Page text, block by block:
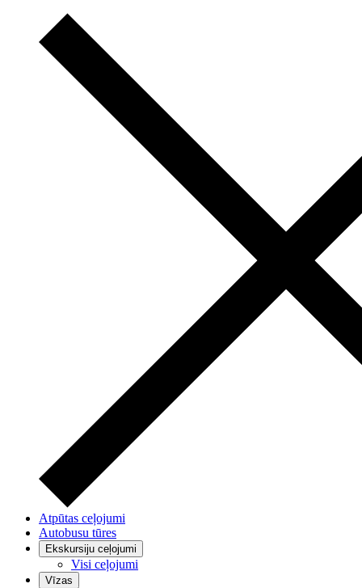
Atpūtas ceļojumi
Autobusu tūres
Ekskursiju ceļojumi
Visi ceļojumi
Vīzas